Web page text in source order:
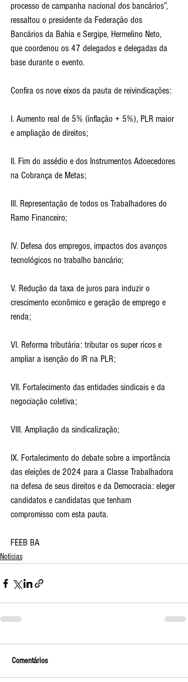
processo de campanha nacional dos bancários”,
ressaltou o presidente da Federação dos
Bancários da Bahia e Sergipe, Hermelino Neto,
que coordenou os 47 delegados e delegadas da
base durante o evento.
Confira os nove eixos da pauta de reivindicações:
I. Aumento real de 5% (inflação + 5%), PLR maior
e ampliação de direitos;
II. Fim do assédio e dos Instrumentos Adoecedores
na Cobrança de Metas;
III. Representação de todos os Trabalhadores do
Ramo Financeiro;
IV. Defesa dos empregos, impactos dos avanços
tecnológicos no trabalho bancário;
V. Redução da taxa de juros para induzir o
crescimento econômico e geração de emprego e
renda;
VI. Reforma tributária: tributar os super ricos e
ampliar a isenção do IR na PLR;
VII. Fortalecimento das entidades sindicais e da
negociação coletiva;
VIII. Ampliação da sindicalização;
IX. Fortalecimento do debate sobre a importância
das eleições de 2024 para a Classe Trabalhadora
na defesa de seus direitos e da Democracia: eleger
candidatos e candidatas que tenham
compromisso com esta pauta.
FEEB BA
Notícias
Comentários